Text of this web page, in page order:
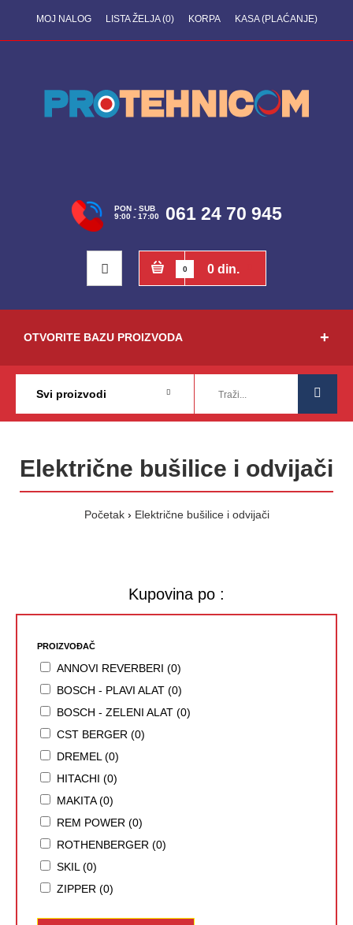
MOJ NALOG LISTA ŽELJA (0) KORPA KASA (PLAĆANJE)
PON - SUB
9:00 - 17:00
061 24 70 945
0 0 din.
OTVORITE BAZU PROIZVODA
Električne bušilice i odvijači
Početak Električne bušilice i odvijači
Kupovina po :
PROIZVOĐAČ
ANNOVI REVERBERI (0)
BOSCH - PLAVI ALAT (0)
BOSCH - ZELENI ALAT (0)
CST BERGER (0)
DREMEL (0)
HITACHI (0)
MAKITA (0)
REM POWER (0)
ROTHENBERGER (0)
SKIL (0)
ZIPPER (0)